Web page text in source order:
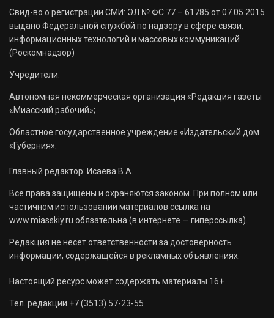
Свид-во о регистрации СМИ: ЭЛ № ФС 77 – 61785 от 07.05.2015
выдано Федеральной службой по надзору в сфере связи,
информационных технологий и массовых коммуникаций
(Роскомнадзор)
Учредители:
Автономная некоммерческая организация «Редакция газеты
«Миасский рабочий»;
Областное государственное учреждение «Издательский дом
«Губерния».
Главный редактор: Исаева В.А.
Все права защищены и охраняются законом. При полном или
частичном использовании материалов ссылка на
www.miasskiy.ru обязательна (в интернете — гиперссылка).
Редакция не несет ответственности за достоверность
информации, содержащейся в рекламных объявлениях.
Настоящий ресурс может содержать материалы 16+
Тел. редакции +7 (3513) 57-23-55